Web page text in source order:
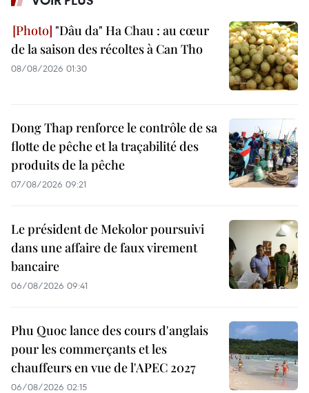
"Dâu da" Ha Chau : au cœur
de la saison des récoltes à Can Tho
08/08/2026 01:30
Dong Thap renforce le contrôle de sa
flotte de pêche et la traçabilité des
produits de la pêche
07/08/2026 09:21
Le président de Mekolor poursuivi
dans une affaire de faux virement
bancaire
06/08/2026 09:41
Phu Quoc lance des cours d'anglais
pour les commerçants et les
chauffeurs en vue de l'APEC 2027
06/08/2026 02:15